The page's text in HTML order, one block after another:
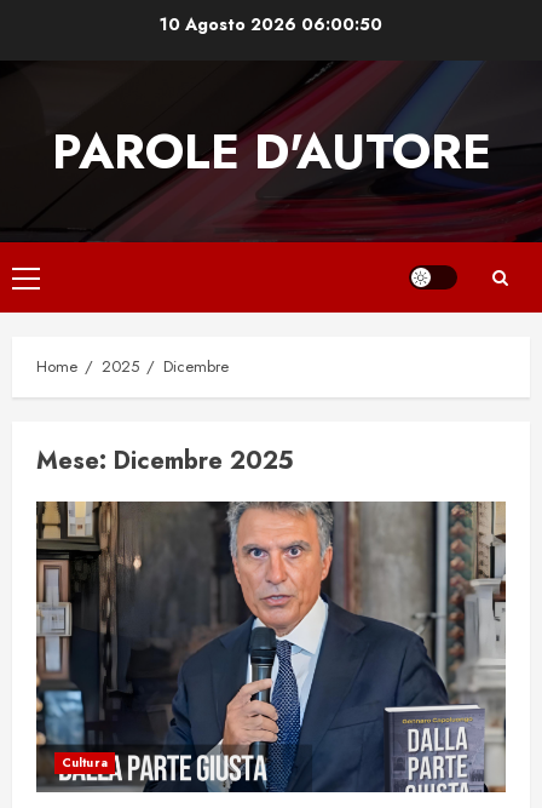
10 Agosto 2026 06:00:50
PAROLE D'AUTORE
Primary
Menu
Home 2025 Dicembre
Mese: Dicembre 2025
Cultura